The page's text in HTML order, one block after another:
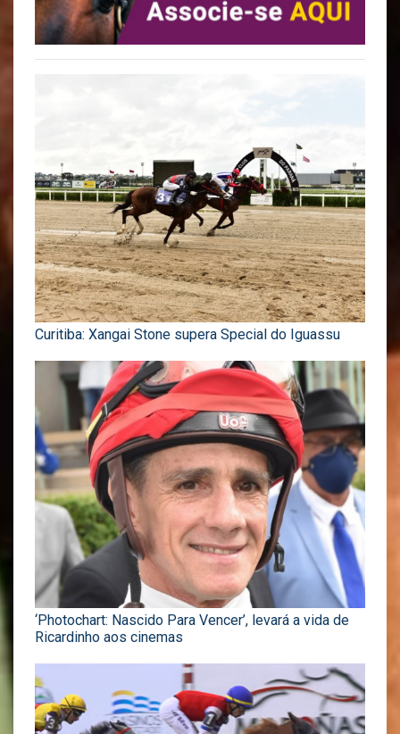
Curitiba: Xangai Stone supera Special do Iguassu
‘Photochart: Nascido Para Vencer’, levará a vida de
Ricardinho aos cinemas